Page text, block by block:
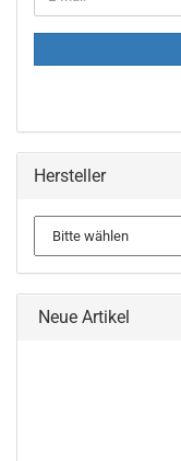
Mail
Hersteller
Neue Artikel